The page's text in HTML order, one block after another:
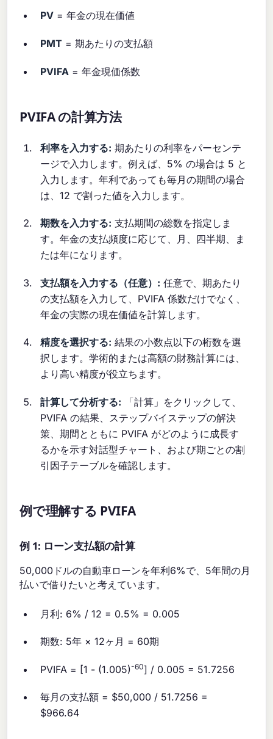
PV = 年金の現在価値
PMT = 期あたりの支払額
PVIFA = 年金現価係数
PVIFA の計算方法
利率を入力する: 期あたりの利率をパーセンテ
ージで入力します。例えば、5% の場合は 5 と
入力します。年利であっても毎月の期間の場合
は、12 で割った値を入力します。
期数を入力する: 支払期間の総数を指定しま
す。年金の支払頻度に応じて、月、四半期、ま
たは年になります。
支払額を入力する（任意）: 任意で、期あたり
の支払額を入力して、PVIFA 係数だけでなく、
年金の実際の現在価値を計算します。
精度を選択する: 結果の小数点以下の桁数を選
択します。学術的または高額の財務計算には、
より高い精度が役立ちます。
計算して分析する: 「計算」をクリックして、
PVIFA の結果、ステップバイステップの解決
策、期間とともに PVIFA がどのように成長す
るかを示す対話型チャート、および期ごとの割
引因子テーブルを確認します。
例で理解する PVIFA
例 1: ローン支払額の計算
50,000ドルの自動車ローンを年利6%で、5年間の月
払いで借りたいと考えています。
月利: 6% / 12 = 0.5% = 0.005
期数: 5年 × 12ヶ月 = 60期
PVIFA = [1 - (1.005)-60] / 0.005 = 51.7256
毎月の支払額 = $50,000 / 51.7256 =
$966.64